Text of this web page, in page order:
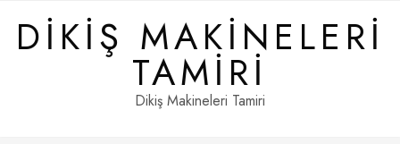
contentDIKIŞ MAKINELERI
TAMIRI
Dikiş Makineleri Tamiri